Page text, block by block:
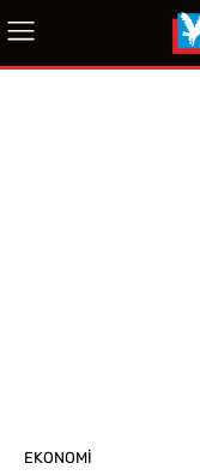
EKONOMI